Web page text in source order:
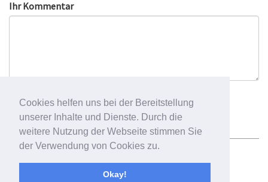
Cookies helfen uns bei der Bereitstellung
unserer Inhalte und Dienste. Durch die
weitere Nutzung der Webseite stimmen Sie
der Verwendung von Cookies zu.
Okay!
Ihr Kommentar
Impressum